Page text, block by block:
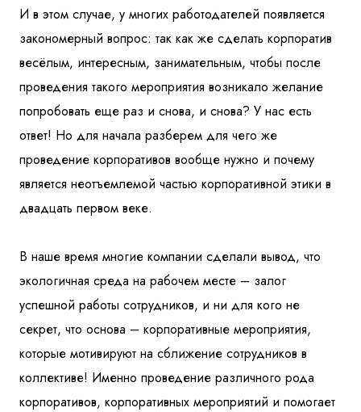
И в этом случае, у многих работодателей появляется
закономерный вопрос: так как же сделать корпоратив
весёлым, интересным, занимательным, чтобы после
проведения такого мероприятия возникало желание
попробовать еще раз и снова, и снова? У нас есть
ответ! Но для начала разберем для чего же
проведение корпоративов вообще нужно и почему
является неотъемлемой частью корпоративной этики в
двадцать первом веке.
В наше время многие компании сделали вывод, что
экологичная среда на рабочем месте – залог
успешной работы сотрудников, и ни для кого не
секрет, что основа – корпоративные мероприятия,
которые мотивируют на сближение сотрудников в
коллективе! Именно проведение различного рода
корпоративов, корпоративных мероприятий и помогает